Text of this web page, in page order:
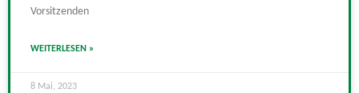
Vorsitzenden
WEITERLESEN »
8 Mai, 2023